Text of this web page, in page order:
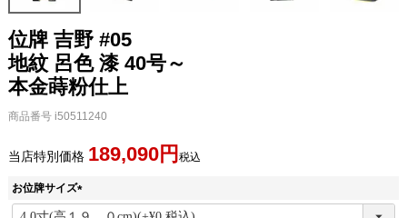
位牌 吉野 #05
地紋 呂色 漆 40号～
本金蒔粉仕上
商品番号 i50511240
当店特別価格 189,090 税込
お位牌サイズ
(